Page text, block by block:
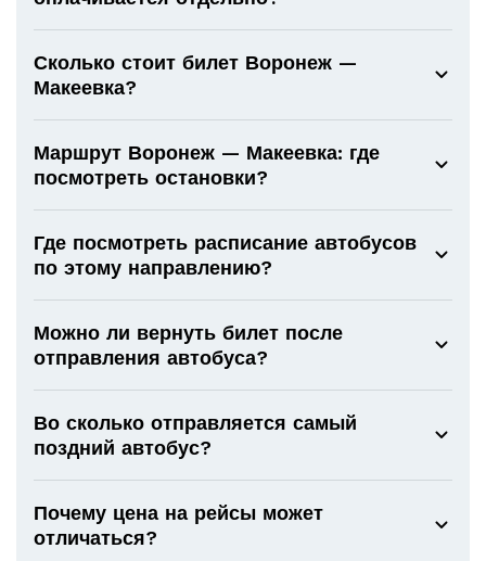
Сколько стоит билет Воронеж —
Макеевка?
Маршрут Воронеж — Макеевка: где
посмотреть остановки?
Где посмотреть расписание автобусов
по этому направлению?
Можно ли вернуть билет после
отправления автобуса?
Во сколько отправляется самый
поздний автобус?
Почему цена на рейсы может
отличаться?